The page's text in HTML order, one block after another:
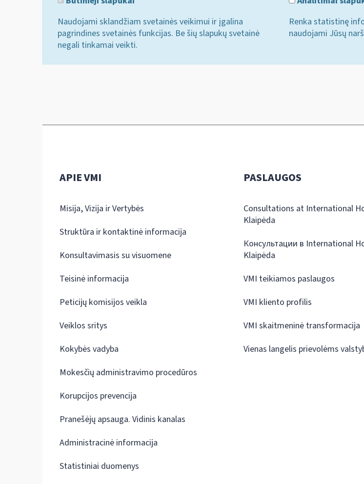
Naudojami sklandžiam svetainės veikimui ir įgalina
pagrindines svetainės funkcijas. Be šių slapukų svetainė
negali tinkamai veikti.
Renka statistinę
naudojami Jūsų
APIE VMI
Misija, Vizija ir Vertybės
Struktūra ir kontaktinė informacija
Konsultavimasis su visuomene
Teisinė informacija
Peticijų komisijos veikla
Veiklos sritys
Kokybės vadyba
Mokesčių administravimo procedūros
Korupcijos prevencija
Pranešėjų apsauga. Vidinis kanalas
Administracinė informacija
Statistiniai duomenys
PASLAUGOS
Consultations at International
Klaipėda
Консультации в International
Klaipėda
VMI teikiamos paslaugos
VMI kliento profilis
VMI skaitmeninė transformacija
Vienas langelis prievolėms